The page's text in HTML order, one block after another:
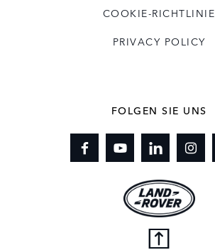
COOKIE-RICHTLINIE
PRIVACY POLICY
FOLGEN SIE UNS